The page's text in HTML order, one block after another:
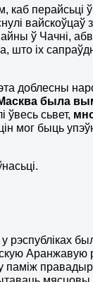
каб перайсьці
вайскоўцаў
ў Чачні,
што іх
доблесны
была
ўвесь сьвет,
мог быць
рэспубліках
паміж